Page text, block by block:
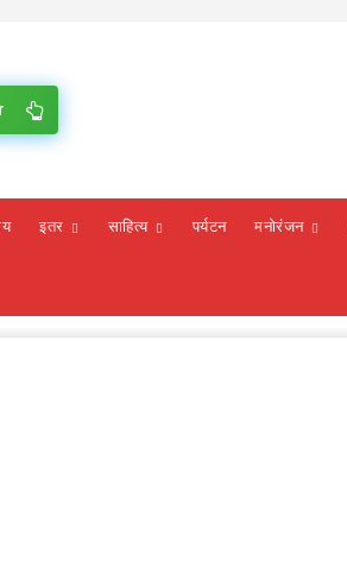
इतर साहित्य पर्यटन मनोरंजन